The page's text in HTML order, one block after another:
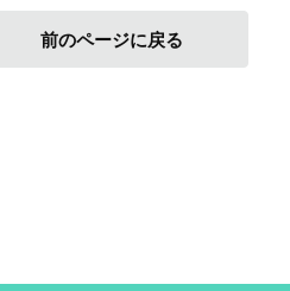
前のページに戻る